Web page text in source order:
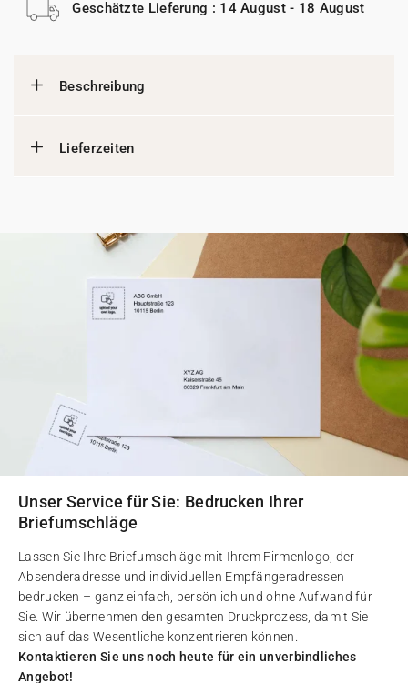
Geschätzte Lieferung : 14 August - 18 August
Beschreibung
Lieferzeiten
Unser Service für Sie: Bedrucken Ihrer
Briefumschläge
Lassen Sie Ihre Briefumschläge mit Ihrem Firmenlogo, der
Absenderadresse und individuellen Empfängeradressen
bedrucken – ganz einfach, persönlich und ohne Aufwand für
Sie. Wir übernehmen den gesamten Druckprozess, damit Sie
sich auf das Wesentliche konzentrieren können.
Kontaktieren Sie uns noch heute für ein unverbindliches
Angebot!